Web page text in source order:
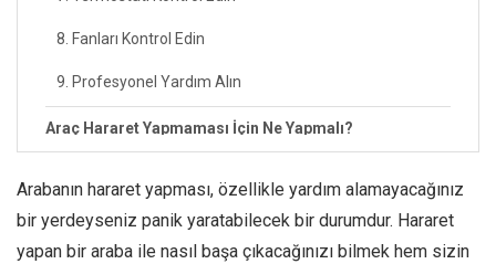
8. Fanları Kontrol Edin
9. Profesyonel Yardım Alın
Araç Hararet Yapmaması İçin Ne Yapmalı?
Arabanın hararet yapması, özellikle yardım alamayacağınız
bir yerdeyseniz panik yaratabilecek bir durumdur. Hararet
yapan bir araba ile nasıl başa çıkacağınızı bilmek hem sizin